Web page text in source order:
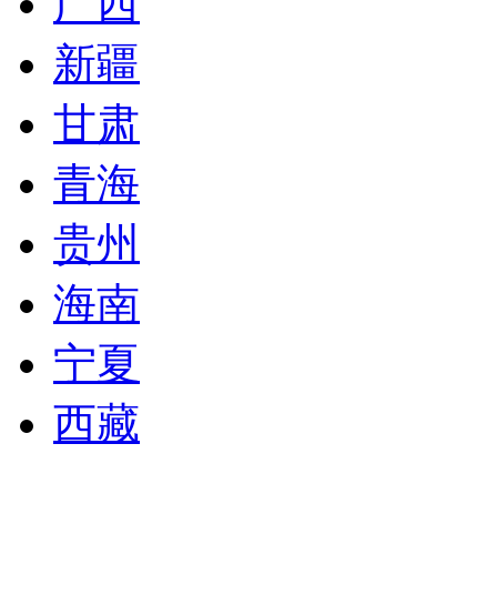
新疆
甘肃
青海
贵州
海南
宁夏
西藏